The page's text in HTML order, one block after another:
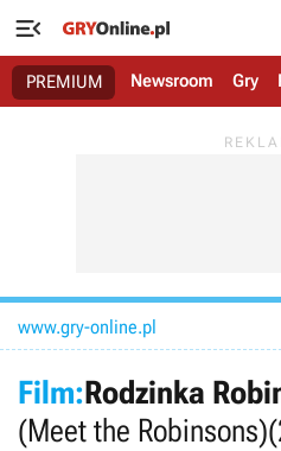

PREMIUM Newsroom Gry
www.gry-online.pl
Film:Rodzinka
(Meet the Robinsons)